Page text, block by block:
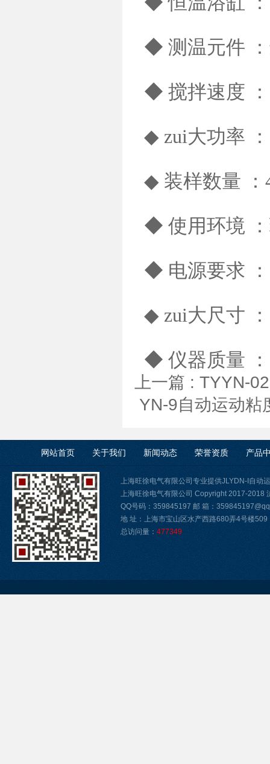
◆ 测温元件
◆ 搅拌速度 ：
◆ zui大功率
◆ 装样数量 ：
◆ 使用环境
◆ 电源要求 ：
◆ zui大尺寸
◆ 仪器质量
上一篇 : TYYN-
YN-9自动运动粘
网站首页 关于我们 新闻动态 荣誉资质 产品
上海旺徐电气有限公司专业提供JLYDN-I自动
上海旺徐电气有限公司 Copyright 2017-2018
QQ号码：359845197 邮 箱：
地 址：上海市宝山区水产西路680弄4号楼509
总访问量： 477349